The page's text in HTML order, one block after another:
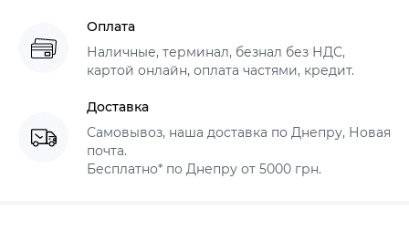
Оплата
Наличные, терминал, безнал без НДС,
картой онлайн, оплата частями, кредит.
Доставка
Самовывоз, наша доставка по Днепру, Новая
почта.
Бесплатно* по Днепру от 5000 грн.